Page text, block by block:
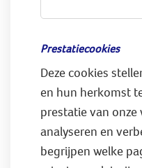
Prestatiecookies
Deze cookies
en hun herkomst
prestatie van
analyseren en
begrijpen welke